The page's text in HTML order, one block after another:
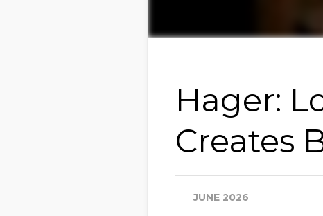
Hager:
Creates
JUNE 2026